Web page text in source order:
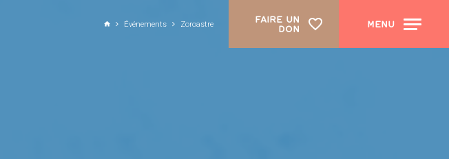
Événements Zoroastre
FAIRE UN
DON
MENU